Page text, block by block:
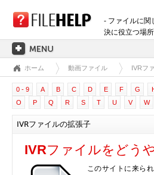
- ファイルに関
決に役立つ場所
ホーム
拡張子のカテゴリー
3D画像ファイル
音声ファイル
ホーム 動画ファイル IVRフ
0 - 9 A B C D E F G
O
P Q R S T U V W
IVRファイルの拡張子
IVRファイルをどう
このサイトに来ら